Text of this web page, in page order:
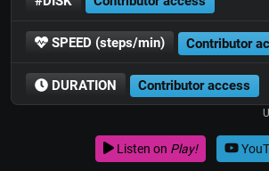
SPEED (steps/min) Contributor
DURATION Contributor access
Listen on Play!